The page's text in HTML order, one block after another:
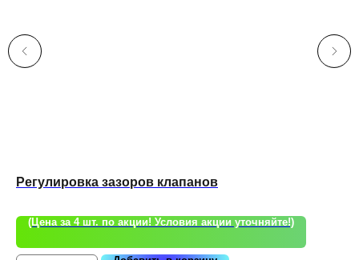
Регулировка зазоров клапанов
(Цена за 4 шт. по акции! Условия акции уточняйте!)